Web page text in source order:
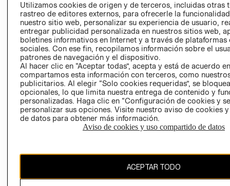
EMPRESARIAL
CONDICIONES
AVISO DE
PRIVACIDAD
GIFT CARD
COOKIES
CAMBIAR REGIÓN
Utilizamos cookies de origen y de terceros, incluidas otras
rastreo de editores externos, para ofrecerle la
nuestro sitio web, personalizar su experiencia de usuario,
entregar publicidad personalizada en nuestros sitios web,
boletines informativos en Internet y a través de plataformas
sociales. Con ese fin, recopilamos información sobre el
patrones de navegación y el dispositivo.
Al hacer clic en “Aceptar todas”, acepta y está de acuerdo
compartamos esta información con terceros, como
publicitarios. Al elegir “Solo cookies requeridas”, se
opcionales, lo que limita nuestra entrega de contenido y
personalizadas. Haga clic en “Configuración de cookies y
personalizar sus opciones. Visite nuestro aviso de cookies
de datos para obtener más información.
Aviso de cookies y uso compartido de datos
ACEPTAR TODO